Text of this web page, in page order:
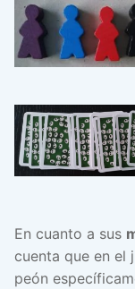
En cuanto a sus
cuenta que en el
peón